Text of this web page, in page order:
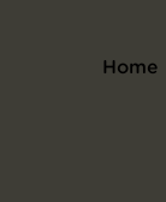
Home